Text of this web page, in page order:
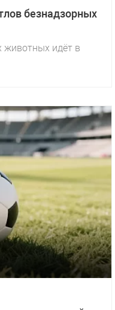
безнадзорных
животных идёт в